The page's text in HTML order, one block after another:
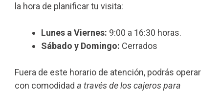
la hora de planificar tu visita:
Lunes a Viernes: 9:00 a 16:30 horas.
Sábado y Domingo: Cerrados
Fuera de este horario de atención, podrás operar
con comodidad a través de los cajeros para